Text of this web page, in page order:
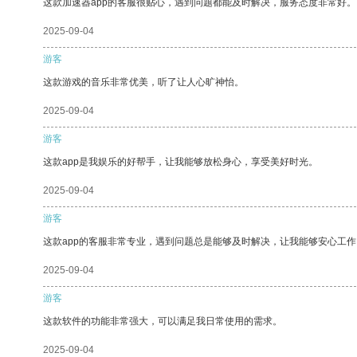
这款加速器app的客服很贴心，遇到问题都能及时解决，服务态度非常好。
2025-09-04
游客
这款游戏的音乐非常优美，听了让人心旷神怡。
2025-09-04
游客
这款app是我娱乐的好帮手，让我能够放松身心，享受美好时光。
2025-09-04
游客
这款app的客服非常专业，遇到问题总是能够及时解决，让我能够安心工
2025-09-04
游客
这款软件的功能非常强大，可以满足我日常使用的需求。
2025-09-04